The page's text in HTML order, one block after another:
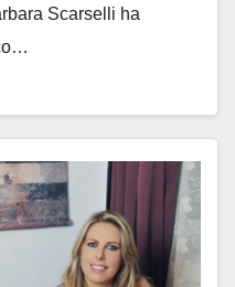
Scarselli ha